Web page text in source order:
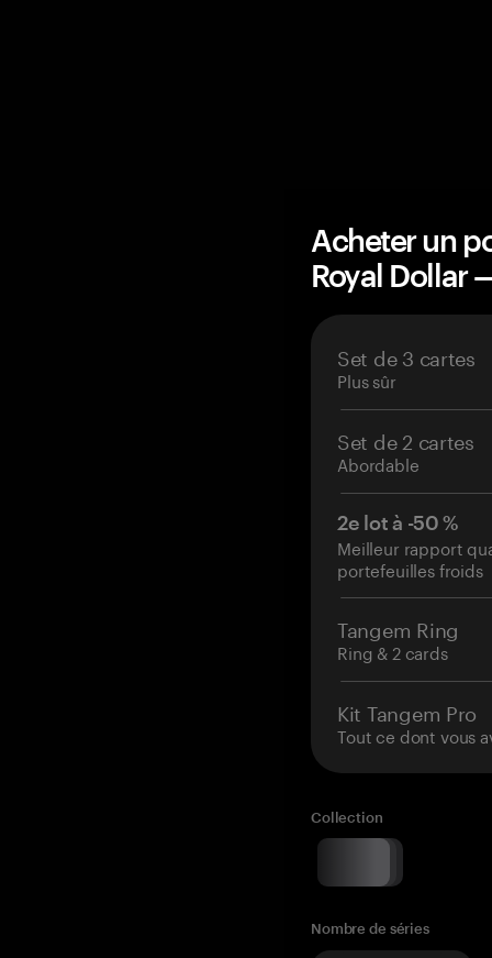
Acheter un
Royal Dollar
Set de 3 cartes
Plus sûr
Set de 2 cartes
Abordable
2e lot à -50 %
Meilleur rapport
portefeuilles froids
Tangem Ring
Ring & 2 cards
Kit Tangem Pro
Tout ce dont vous
Collection
Nombre de séries